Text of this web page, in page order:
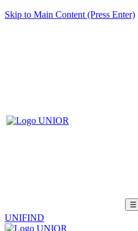
Skip to Main Content (Press Enter)
☰
UNIFIND